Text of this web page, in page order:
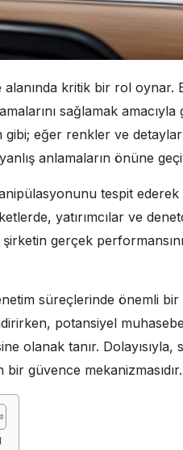
kritik bir rol oynar.
sağlamak
eğer renkler ve
anlamaların önüne
tespit
yatırımcılar ve
şirketin gerçek
süreçlerinde önemli bir
potansiyel
olanak tanır.
bir güvence mekanizmasıdır.